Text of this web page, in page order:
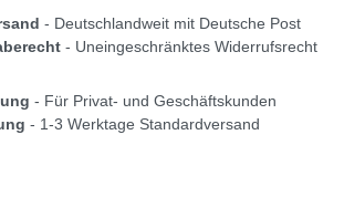
- Deutschlandweit mit Deutsche Post
- Uneingeschränktes Widerrufsrecht
- Für Privat- und Geschäftskunden
- 1-3 Werktage Standardversand